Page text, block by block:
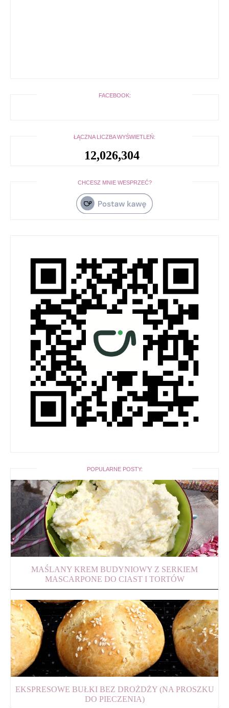
FACEBOOK:
ŁĄCZNA LICZBA WYŚWIETLEŃ:
12,026,304
CHCESZ MNIE WESPRZEĆ?
POPULARNE POSTY:
MAŚLANY KREM BUDYNIOWY Z SERKIEM
MASCARPONE DO CIAST I TORTÓW
EKSPRESOWE BUŁKI BEZ DROŻDŻY (NA PROSZKU
DO PIECZENIA)